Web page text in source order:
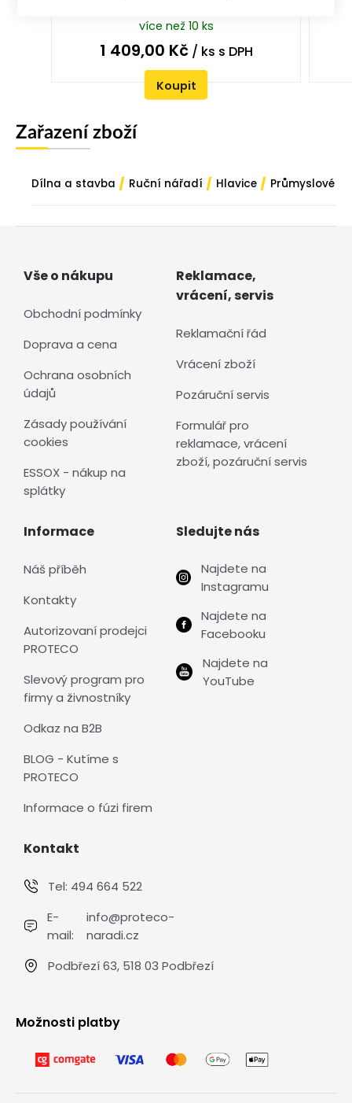
více než 10 ks
1 409,00 Kč/ ks s DPH
Koupit
Zařazení zboží
Dílna a stavba / Ruční nářadí / Hlavice / Průmyslové
Vše o nákupu
Obchodní podmínky
Doprava a cena
Ochrana osobních
údajů
Zásady používání
cookies
ESSOX - nákup na
splátky
Reklamace,
vrácení, servis
Reklamační řád
Vrácení zboží
Pozáruční servis
Formulář pro
reklamace, vrácení
zboží, pozáruční servis
Informace
Náš příběh
Kontakty
Autorizovaní prodejci
PROTECO
Slevový program pro
firmy a živnostníky
Odkaz na B2B
BLOG - Kutíme s
PROTECO
Informace o fúzi firem
Sledujte nás
Najdete na
Instagramu
Najdete na
Facebooku
Najdete na
YouTube
Kontakt
Tel: 494 664 522
E-
mail:
info@proteco-
naradi.cz
Podbřezí 63, 518 03 Podbřezí
Možnosti platby